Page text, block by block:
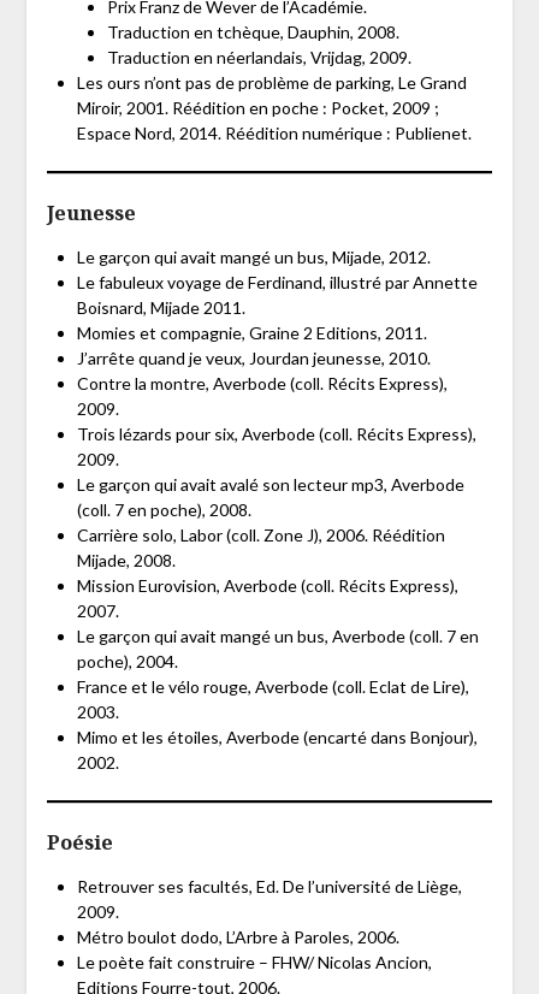
Prix Franz de Wever de l’Académie.
Traduction en tchèque, Dauphin, 2008.
Traduction en néerlandais, Vrijdag, 2009.
Les ours n’ont pas de problème de parking, Le Grand
Miroir, 2001. Réédition en poche : Pocket, 2009 ;
Espace Nord, 2014. Réédition numérique : Publienet.
Jeunesse
Le garçon qui avait mangé un bus, Mijade, 2012.
Le fabuleux voyage de Ferdinand, illustré par Annette
Boisnard, Mijade 2011.
Momies et compagnie, Graine 2 Editions, 2011.
J’arrête quand je veux, Jourdan jeunesse, 2010.
Contre la montre, Averbode (coll. Récits Express),
2009.
Trois lézards pour six, Averbode (coll. Récits Express),
2009.
Le garçon qui avait avalé son lecteur mp3, Averbode
(coll. 7 en poche), 2008.
Carrière solo, Labor (coll. Zone J), 2006. Réédition
Mijade, 2008.
Mission Eurovision, Averbode (coll. Récits Express),
2007.
Le garçon qui avait mangé un bus, Averbode (coll. 7 en
poche), 2004.
France et le vélo rouge, Averbode (coll. Eclat de Lire),
2003.
Mimo et les étoiles, Averbode (encarté dans Bonjour),
2002.
Poésie
Retrouver ses facultés, Ed. De l’université de Liège,
2009.
Métro boulot dodo, L’Arbre à Paroles, 2006.
Le poète fait construire – FHW/ Nicolas Ancion,
Editions Fourre-tout, 2006.